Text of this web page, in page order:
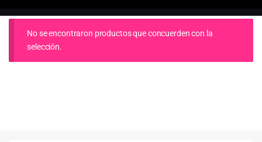
No se encontraron productos que concuerden con la
selección.